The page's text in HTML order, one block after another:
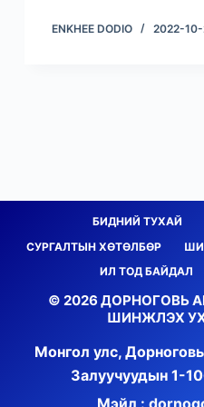
ENKHEE DODIO 2022-
БИДНИЙ ТУХАЙ
СУРГАЛТЫН ХӨТӨЛБӨР
ИЛ ТОД БАЙДАЛ
© 2026 ДОРНОГОВЬ
ШИНЖЛЭХ
Монгол улс,
Залуучуудын 1-
Мэйл :